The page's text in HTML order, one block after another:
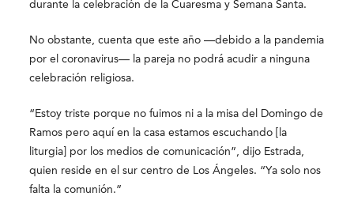
durante la celebración de la Cuaresma y Semana Santa.
No obstante, cuenta que este año —debido a la pandemia
por el coronavirus— la pareja no podrá acudir a ninguna
celebración religiosa.
“Estoy triste porque no fuimos ni a la misa del Domingo de
Ramos pero aquí en la casa estamos escuchando [la
liturgia] por los medios de comunicación”, dijo Estrada,
quien reside en el sur centro de Los Ángeles. “Ya solo nos
falta la comunión.”